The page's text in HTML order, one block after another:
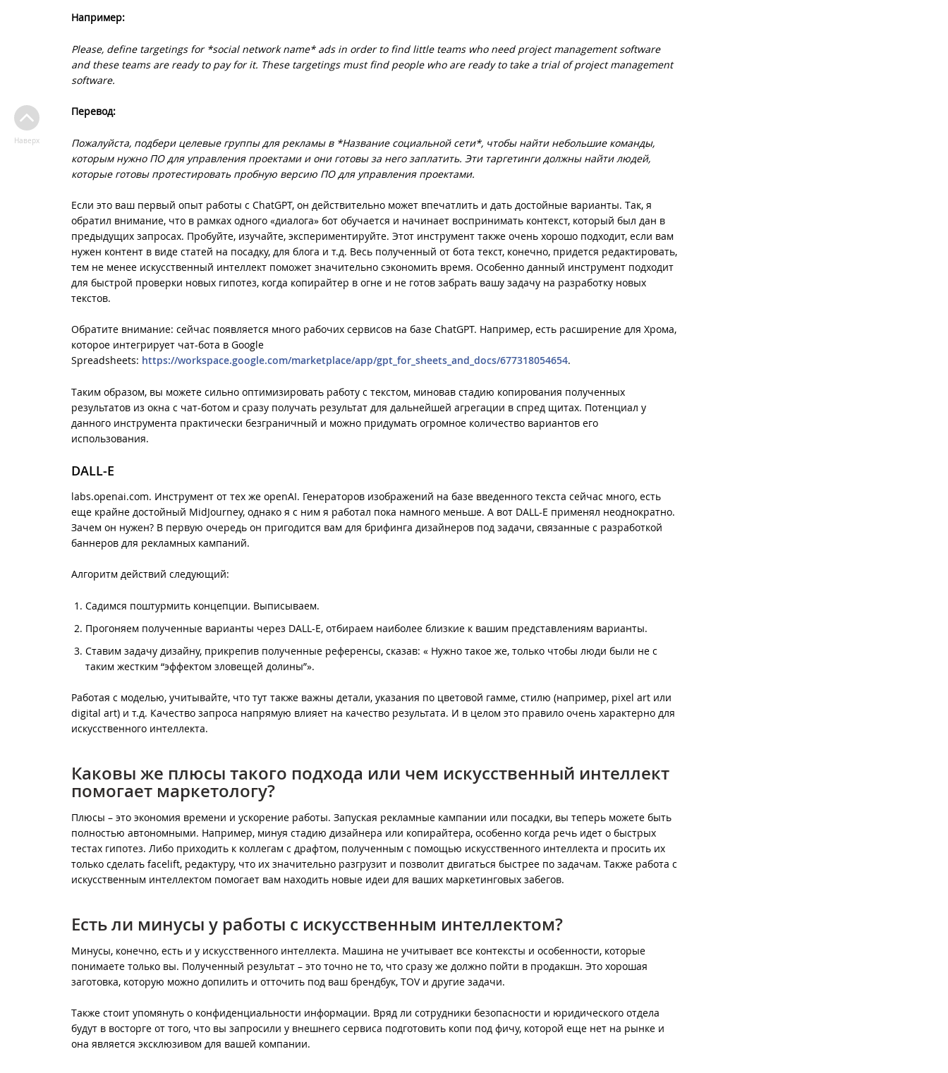
Например:
Please, define targetings for *social network name* ads in order to find little teams who need project management software
and these teams are ready to pay for it. These targetings must find people who are ready to take a trial of project management
software.
Перевод:
Пожалуйста, подбери целевые группы для рекламы в *Название социальной сети*, чтобы найти небольшие команды,
которым нужно ПО для управления проектами и они готовы за него заплатить. Эти таргетинги должны найти людей,
которые готовы протестировать пробную версию ПО для управления проектами.
Если это ваш первый опыт работы с ChatGPT, он действительно может впечатлить и дать достойные варианты. Так, я
обратил внимание, что в рамках одного «диалога» бот обучается и начинает воспринимать контекст, который был дан в
предыдущих запросах. Пробуйте, изучайте, экспериментируйте. Этот инструмент также очень хорошо подходит, если вам
нужен контент в виде статей на посадку, для блога и т.д. Весь полученный от бота текст, конечно, придется редактировать,
тем не менее искусственный интеллект поможет значительно сэкономить время. Особенно данный инструмент подходит
для быстрой проверки новых гипотез, когда копирайтер в огне и не готов забрать вашу задачу на разработку новых
текстов.
Обратите внимание: сейчас появляется много рабочих сервисов на базе ChatGPT. Например, есть расширение для Хрома,
которое интегрирует чат-бота в Google
Spreadsheets: https://workspace.google.com/marketplace/app/gpt_for_sheets_and_docs/677318054654.
Таким образом, вы можете сильно оптимизировать работу с текстом, миновав стадию копирования полученных
результатов из окна с чат-ботом и сразу получать результат для дальнейшей агрегации в спред щитах. Потенциал у
данного инструмента практически безграничный и можно придумать огромное количество вариантов его
использования.
DALL-E
labs.openai.com. Инструмент от тех же openAI. Генераторов изображений на базе введенного текста сейчас много, есть
еще крайне достойный MidJourney, однако я с ним я работал пока намного меньше. А вот DALL-E применял неоднократно.
Зачем он нужен? В первую очередь он пригодится вам для брифинга дизайнеров под задачи, связанные с разработкой
баннеров для рекламных кампаний.
Алгоритм действий следующий:
Садимся поштурмить концепции. Выписываем.
Прогоняем полученные варианты через DALL-E, отбираем наиболее близкие к вашим представлениям варианты.
Ставим задачу дизайну, прикрепив полученные референсы, сказав: « Нужно такое же, только чтобы люди были не с
таким жестким “эффектом зловещей долины”».
Работая с моделью, учитывайте, что тут также важны детали, указания по цветовой гамме, стилю (например, pixel art или
digital art) и т.д. Качество запроса напрямую влияет на качество результата. И в целом это правило очень характерно для
искусственного интеллекта.
Каковы же плюсы такого подхода или чем искусственный интеллект
помогает маркетологу?
Плюсы – это экономия времени и ускорение работы. Запуская рекламные кампании или посадки, вы теперь можете быть
полностью автономными. Например, минуя стадию дизайнера или копирайтера, особенно когда речь идет о быстрых
тестах гипотез. Либо приходить к коллегам с драфтом, полученным с помощью искусственного интеллекта и просить их
только сделать facelift, редактуру, что их значительно разгрузит и позволит двигаться быстрее по задачам. Также работа с
искусственным интеллектом помогает вам находить новые идеи для ваших маркетинговых забегов.
Есть ли минусы у работы с искусственным интеллектом?
Минусы, конечно, есть и у искусственного интеллекта. Машина не учитывает все контексты и особенности, которые
понимаете только вы. Полученный результат – это точно не то, что сразу же должно пойти в продакшн. Это хорошая
заготовка, которую можно допилить и отточить под ваш брендбук, TOV и другие задачи.
Также стоит упомянуть о конфиденциальности информации. Вряд ли сотрудники безопасности и юридического отдела
будут в восторге от того, что вы запросили у внешнего сервиса подготовить копи под фичу, которой еще нет на рынке и
она является эксклюзивом для вашей компании.
Наверх